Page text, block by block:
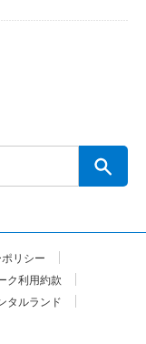
リシー
ク利用約款
タルランド